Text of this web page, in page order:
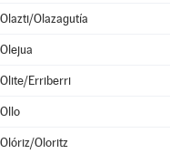
Olazti/Olazagutía
Olejua
Olite/Erriberri
Ollo
Olóriz/Oloritz